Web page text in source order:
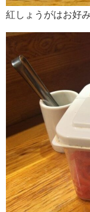
紅しょうがはお好み